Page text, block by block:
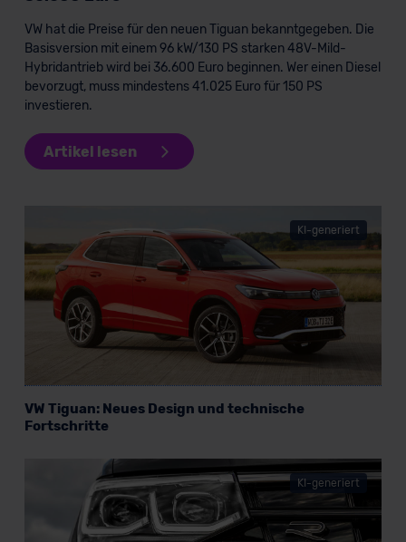
außerhalb der EU zu übermitteln oder dort verarbeiten zu
lassen. Soweit eine Übermittlung in ein Land außerhalb
der EU erfolgt, erfolgt dies ausschließlich auf der
Grundlage eines Angemessenheitsbeschlusses der EU-
Kommission (Art. 45 Abs. 1 DSGVO), von
Standarddatenschutzklauseln (Art. 46 Abs. 2 lit. c
DSGVO) oder wenn Sie hierzu Ihre Einwilligung freiwillig
erteilen. Nähere Informationen zu den bestehenden
Datenschutzerklärung|Impressum
VW hat die Preise für den neuen Tiguan bekanntgegeben. Die
Basisversion mit einem 96 kW/130 PS starken 48V-Mild-
Hybridantrieb wird bei 36.600 Euro beginnen. Wer einen Diesel
bevorzugt, muss mindestens 41.025 Euro für 150 PS
investieren.
Artikel lesen
KI-generiert
VW Tiguan: Neues Design und technische
Fortschritte
KI-generiert